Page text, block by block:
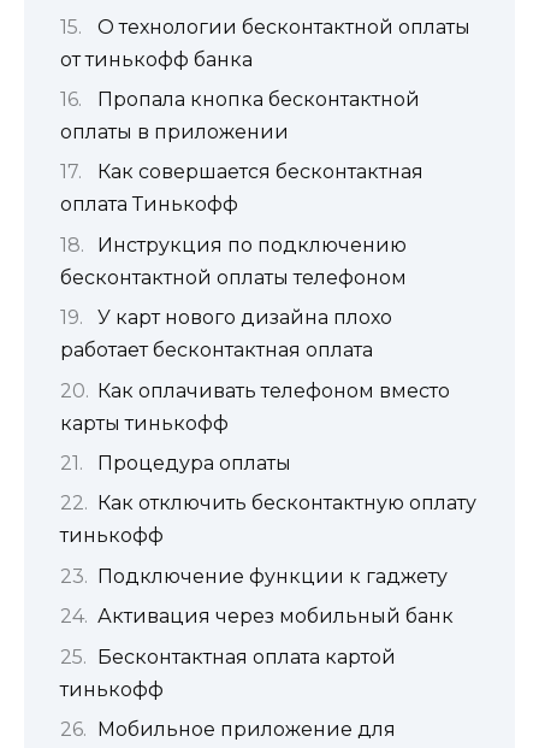
О технологии бесконтактной оплаты
от тинькофф банка
Пропала кнопка бесконтактной
оплаты в приложении
Как совершается бесконтактная
оплата Тинькофф
Инструкция по подключению
бесконтактной оплаты телефоном
У карт нового дизайна плохо
работает бесконтактная оплата
Как оплачивать телефоном вместо
карты тинькофф
Процедура оплаты
Как отключить бесконтактную оплату
тинькофф
Подключение функции к гаджету
Активация через мобильный банк
Бесконтактная оплата картой
тинькофф
Мобильное приложение для